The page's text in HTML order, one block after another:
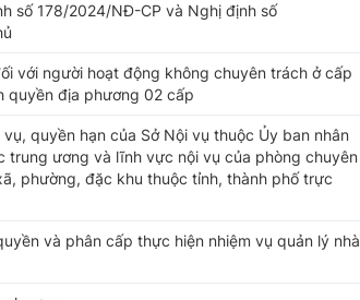
số 178/2024/NĐ-CP và Nghị định số
với người hoạt động không chuyên trách ở cấp
quyền địa phương 02 cấp
quyền hạn của Sở Nội vụ thuộc Ủy ban nhân
trung ương và lĩnh vực nội vụ của phòng chuyên
phường, đặc khu thuộc tỉnh, thành phố trực
và phân cấp thực hiện nhiệm vụ quản lý nhà